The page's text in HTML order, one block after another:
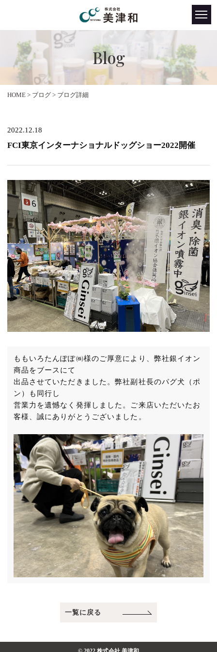
Blog
HOME > ブログ > ブログ詳細
2022.12.18
FCI東京インターナショナルドッグショー2022開催
ももいろたんぽぽ㈱様のご厚意により、弊社銀イオン
商品をブースにて
出品させていただきました。弊社副社長のパグ犬（ポ
ン）も同行し
営業力を遺憾なく発揮しました。ご来店いただいたお
客様、誠にありがとうございました。
一覧に戻る